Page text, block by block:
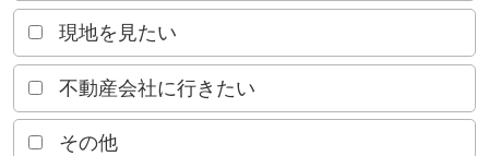
現地を見たい
不動産会社に行きたい
その他